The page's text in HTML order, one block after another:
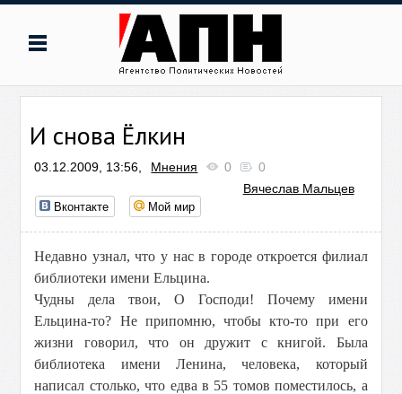
И снова Ёлкин
03.12.2009, 13:56, Мнения 0
0
Вячеслав Мальцев
Вконтакте Мой мир
Недавно узнал, что у нас в городе откроется филиал
библиотеки имени Ельцина.
Чудны дела твои, О Господи! Почему имени
Ельцина-то? Не припомню, чтобы кто-то при его
жизни говорил, что он дружит с книгой. Была
библиотека имени Ленина, человека, который
написал столько, что едва в 55 томов поместилось, а